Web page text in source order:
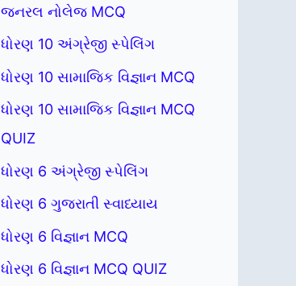
જનરલ નોલેજ MCQ
ધોરણ 10 અંગ્રેજી સ્પેલિંગ
ધોરણ 10 સામાજિક વિજ્ઞાન MCQ
ધોરણ 10 સામાજિક વિજ્ઞાન MCQ
QUIZ
ધોરણ 6 અંગ્રેજી સ્પેલિંગ
ધોરણ 6 ગુજરાતી સ્વાધ્યાય
ધોરણ 6 વિજ્ઞાન MCQ
ધોરણ 6 વિજ્ઞાન MCQ QUIZ